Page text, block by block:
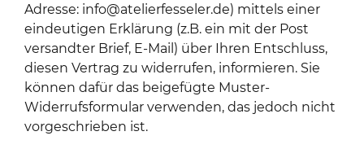
Adresse: info@atelierfesseler.de) mittels einer
eindeutigen Erklärung (z.B. ein mit der Post
versandter Brief, E-Mail) über Ihren Entschluss,
diesen Vertrag zu widerrufen, informieren. Sie
können dafür das beigefügte Muster-
Widerrufsformular verwenden, das jedoch nicht
vorgeschrieben ist.